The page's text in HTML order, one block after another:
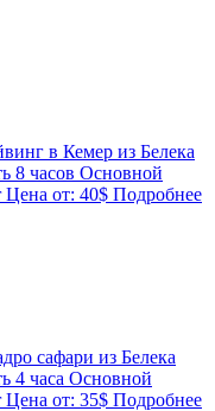
в Кемер из Белека
8 часов Основной
Цена от: 40$ Подробнее
сафари из Белека
4 часа Основной
Цена от: 35$ Подробнее